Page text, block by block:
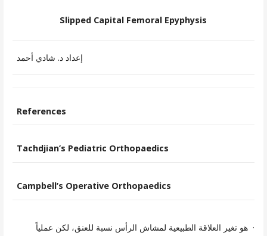
Slipped Capital Femoral Epyphysis
إعداد د. شادي أحمد
References
Tachdjian’s Pediatric Orthopaedics
Campbell’s Operative Orthopaedics
· هو تغير العلاقة الطبيعية لمشاش الرأس نسبة للعنق، لكن عملياً